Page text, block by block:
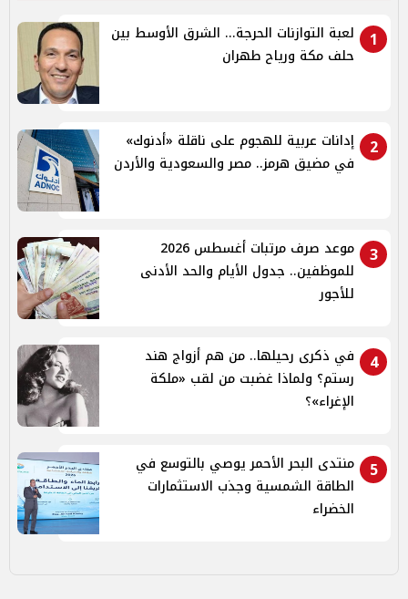
1
لعبة التوازنات الحرجة... الشرق الأوسط بين
حلف مكة ورياح طهران
2
إدانات عربية للهجوم على ناقلة «أدنوك»
في مضيق هرمز.. مصر والسعودية والأردن
3
موعد صرف مرتبات أغسطس 2026
للموظفين.. جدول الأيام والحد الأدنى
للأجور
4
في ذكرى رحيلها.. من هم أزواج هند
رستم؟ ولماذا غضبت من لقب «ملكة
الإغراء»؟
5
منتدى البحر الأحمر يوصي بالتوسع في
الطاقة الشمسية وجذب الاستثمارات
الخضراء